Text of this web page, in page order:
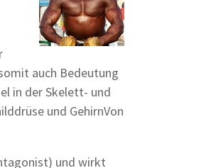
auch Bedeutung
in der Skelett- und
und GehirnVon
und wirkt